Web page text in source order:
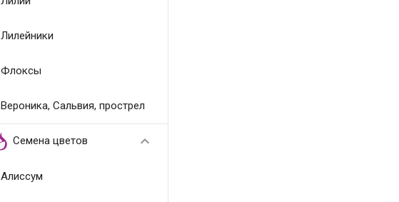
Лилейники
Флоксы
Вероника, Сальвия, прострел
Семена цветов 
Алиссум